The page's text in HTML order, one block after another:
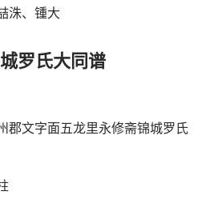
洙、锺大
罗氏大同谱
郡文字面五龙里永修斋锦城罗氏